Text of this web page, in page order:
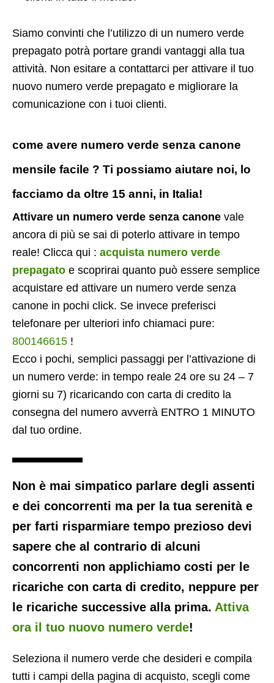
Siamo convinti che l’utilizzo di un numero verde
prepagato potrà portare grandi vantaggi alla tua
attività. Non esitare a contattarci per attivare il tuo
nuovo numero verde prepagato e migliorare la
comunicazione con i tuoi clienti.
come avere numero verde senza canone
mensile facile ? Ti possiamo aiutare noi, lo
facciamo da oltre 15 anni, in Italia!
Attivare un numero verde senza canone vale
ancora di più se sai di poterlo attivare in tempo
reale! Clicca qui : acquista numero verde
prepagato e scoprirai quanto può essere semplice
acquistare ed attivare un numero verde senza
canone in pochi click. Se invece preferisci
telefonare per ulteriori info chiamaci pure:
800146615 !
Ecco i pochi, semplici passaggi per l’attivazione di
un numero verde: in tempo reale 24 ore su 24 – 7
giorni su 7) ricaricando con carta di credito la
consegna del numero avverrà ENTRO 1 MINUTO
dal tuo ordine.
Non è mai simpatico parlare degli assenti
e dei concorrenti ma per la tua serenità e
per farti risparmiare tempo prezioso devi
sapere che al contrario di alcuni
concorrenti non applichiamo costi per le
ricariche con carta di credito, neppure per
le ricariche successive alla prima. Attiva
ora il tuo nuovo numero verde!
Seleziona il numero verde che desideri e compila
tutti i campi della pagina di acquisto, scegli come